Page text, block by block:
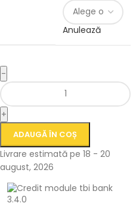
Anulează
-
+
ADAUGĂ ÎN COȘ
Livrare estimată pe 18 - 20
august, 2026